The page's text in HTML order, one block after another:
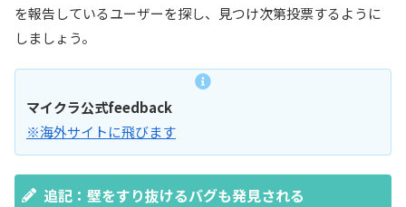
を報告しているユーザーを探し、見つけ次第投票するように
しましょう。
マイクラ公式feedback
※海外サイトに飛びます
追記：壁をすり抜けるバグも発見される